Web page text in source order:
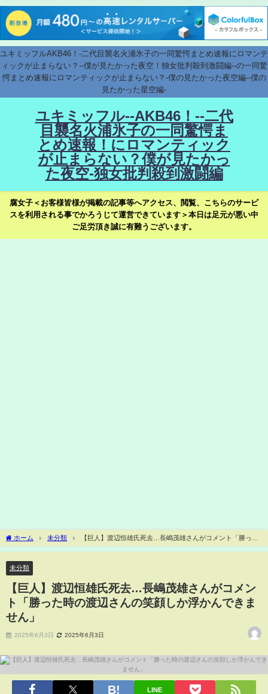
ユキミッフルAKB46！-二代目襲名火浦氷子の一同驚愕まとめ速報にロマンテ
ィックが止まらない？--僕が見たかった夜空！独女批判殺到激闘編--の一同驚
愕まとめ速報にロマンティックが止まらない？-僕の見たかった夜空編--僕の
見たかった星空編-
ユキミッフル--AKB46！--二代
目襲名火浦氷子の一同驚愕ま
とめ速報！にロマンティック
が止まらない？僕が見たかっ
た夜空-独女批判殺到激闘編
腐女子＜お客様皆様が掲載の記事等へアクセス、閲覧、こちらのサービ
スを利用される事でかろうじて運営できています＞本日は足元が悪い中
ご足労頂き誠に有難うございます。
ホーム 未分類
【巨人】渡辺恒雄氏死去…長嶋茂雄さんがコメント「勝った
時の渡辺さんの笑顔しか浮かんできません」
未分類
【巨人】渡辺恒雄氏死去…長嶋茂雄さんがコメン
ト「勝った時の渡辺さんの笑顔しか浮かんできま
せん」
2025年6月3日 2025年6月3日
LINE